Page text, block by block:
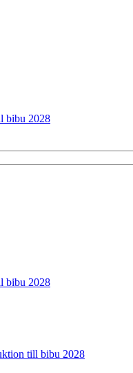
bibu 2028
bibu 2028
till bibu 2028